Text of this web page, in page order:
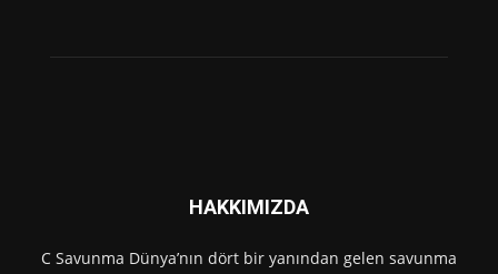
HAKKIMIZDA
C Savunma Dünya’nın dört bir yanından gelen savunma